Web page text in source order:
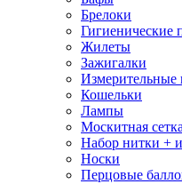
Брелоки
Гигиенические
Жилеты
Зажигалки
Измерительные
Кошельки
Лампы
Москитная сетка
Набор нитки +
Носки
Перцовые